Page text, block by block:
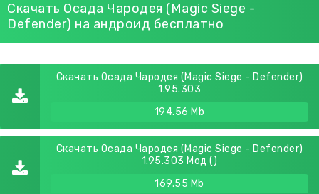
Скачать Осада Чародея (Magic Siege -
Defender) на андроид бесплатно
Скачать Осада Чародея (Magic Siege - Defender)
1.95.303
194.56 Mb
Скачать Осада Чародея (Magic Siege - Defender)
1.95.303 Мод ()
169.55 Mb